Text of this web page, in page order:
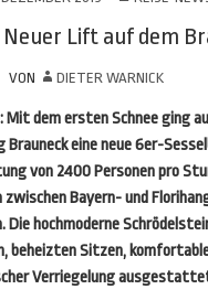
Lift auf dem
VON DIETER WARNICK
dem ersten Schnee ging
Brauneck eine neue 6er-
von 2400 Personen pro
Bayern- und
Die hochmoderne
beheizten Sitzen,
Verriegelung